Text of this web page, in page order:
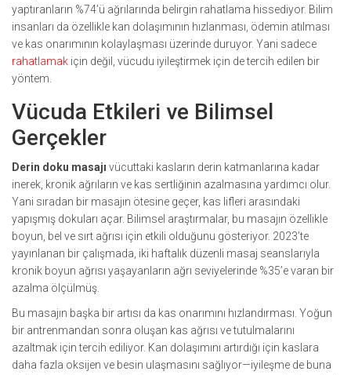
yaptıranların %74’ü ağrılarında belirgin rahatlama hissediyor. Bilim
insanları da özellikle kan dolaşımının hızlanması, ödemin atılması
ve kas onarımının kolaylaşması üzerinde duruyor. Yani sadece
rahatlamak için değil, vücudu iyileştirmek için de tercih edilen bir
yöntem.
Vücuda Etkileri ve Bilimsel
Gerçekler
Derin doku masajı vücuttaki kasların derin katmanlarına kadar
inerek, kronik ağrıların ve kas sertliğinin azalmasına yardımcı olur.
Yani sıradan bir masajın ötesine geçer, kas lifleri arasındaki
yapışmış dokuları açar. Bilimsel araştırmalar, bu masajın özellikle
boyun, bel ve sırt ağrısı için etkili olduğunu gösteriyor. 2023’te
yayınlanan bir çalışmada, iki haftalık düzenli masaj seanslarıyla
kronik boyun ağrısı yaşayanların ağrı seviyelerinde %35’e varan bir
azalma ölçülmüş.
Bu masajın başka bir artısı da kas onarımını hızlandırması. Yoğun
bir antrenmandan sonra oluşan kas ağrısı ve tutulmalarını
azaltmak için tercih ediliyor. Kan dolaşımını artırdığı için kaslara
daha fazla oksijen ve besin ulaşmasını sağlıyor—iyileşme de buna